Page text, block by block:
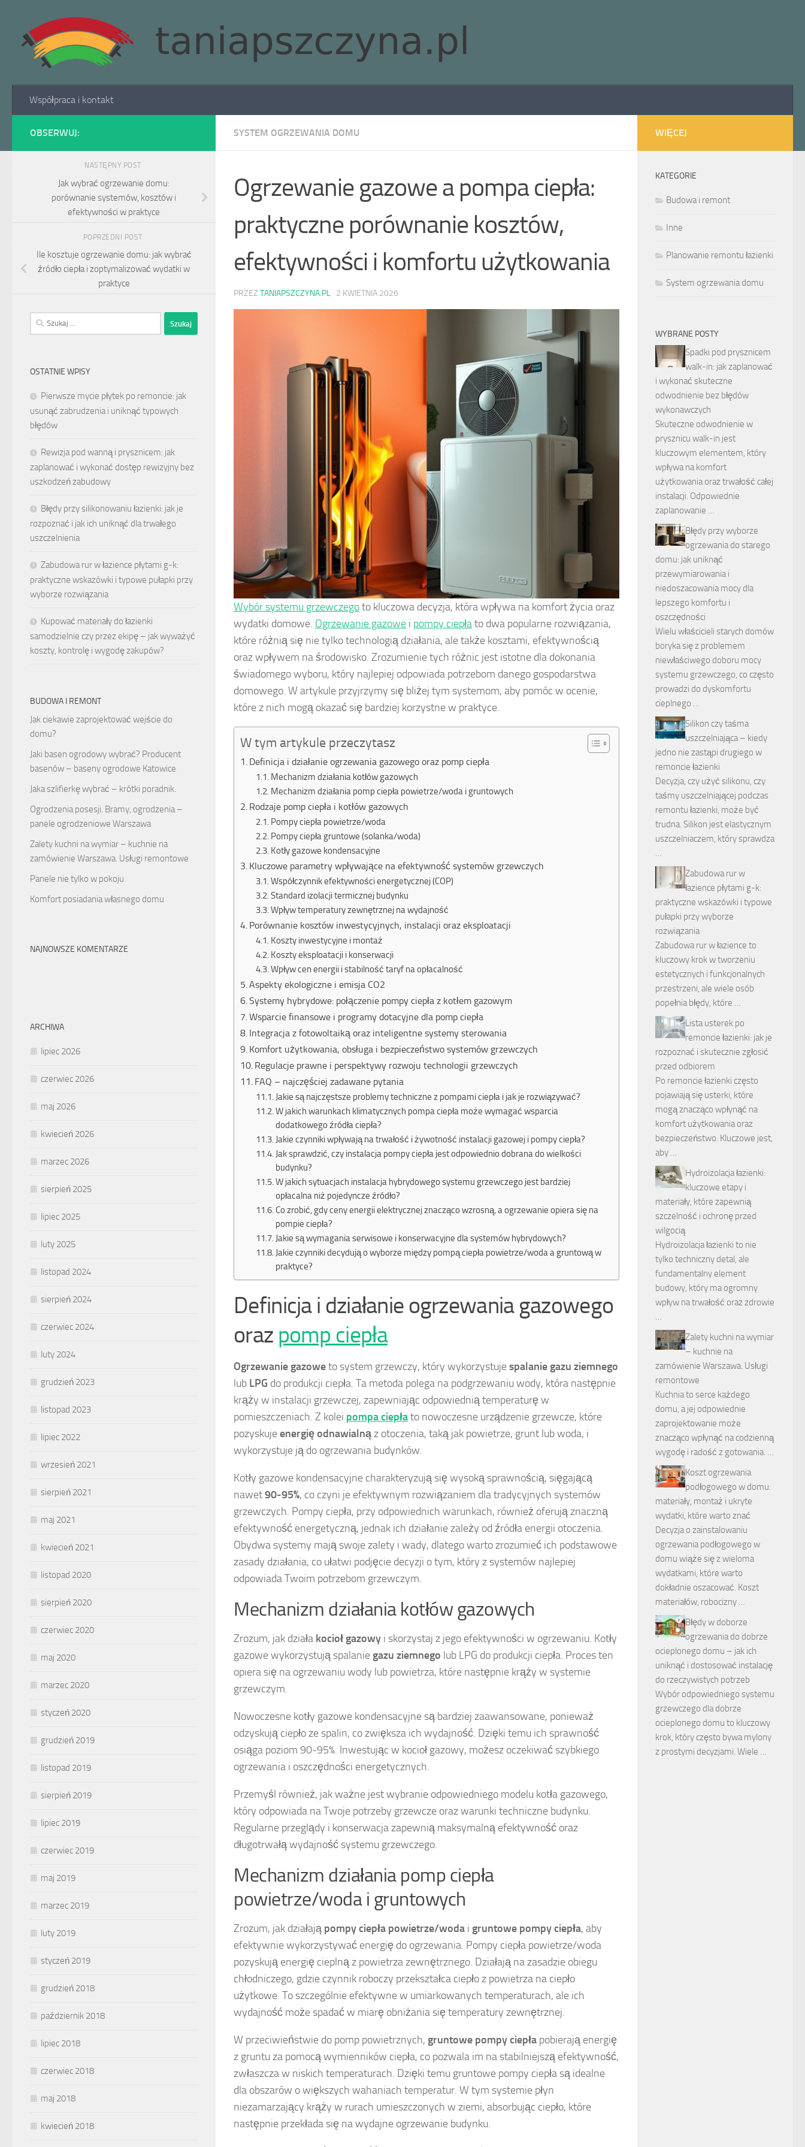
Skip to content
Współpraca i kontakt
SYSTEM OGRZEWANIA DOMU
Ogrzewanie gazowe a pompa ciepła:
praktyczne porównanie kosztów,
efektywności i komfortu użytkowania
PRZEZ TANIAPSZCZYNA.PL · 2 KWIETNIA 2026
Wybór systemu grzewczegoto kluczowa decyzja, która wpływa na komfort życia oraz
wydatki domowe. Ogrzewanie gazowe i pompy ciepłato dwa popularne rozwiązania,
które różnią się nie tylko technologią działania, ale także kosztami, efektywnością
oraz wpływem na środowisko. Zrozumienie tych różnic jest istotne dla dokonania
świadomego wyboru, który najlepiej odpowiada potrzebom danego gospodarstwa
domowego. W artykule przyjrzymy się bliżej tym systemom, aby pomóc w ocenie,
które z nich mogą okazać się bardziej korzystne w praktyce.
W tym artykule przeczytasz
Definicja i działanie ogrzewania gazowego oraz pomp ciepła
Mechanizm działania kotłów gazowych
Mechanizm działania pomp ciepła powietrze/woda i gruntowych
Rodzaje pomp ciepła i kotłów gazowych
Pompy ciepła powietrze/woda
Pompy ciepła gruntowe (solanka/woda)
Kotły gazowe kondensacyjne
Kluczowe parametry wpływające na efektywność systemów grzewczych
Współczynnik efektywności energetycznej (COP)
Standard izolacji termicznej budynku
Wpływ temperatury zewnętrznej na wydajność
Porównanie kosztów inwestycyjnych, instalacji oraz eksploatacji
Koszty inwestycyjne i montaż
Koszty eksploatacji i konserwacji
Wpływ cen energii i stabilność taryf na opłacalność
Aspekty ekologiczne i emisja CO2
Systemy hybrydowe: połączenie pompy ciepła z kotłem gazowym
Wsparcie finansowe i programy dotacyjne dla pomp ciepła
Integracja z fotowoltaiką oraz inteligentne systemy sterowania
Komfort użytkowania, obsługa i bezpieczeństwo systemów grzewczych
Regulacje prawne i perspektywy rozwoju technologii grzewczych
FAQ – najczęściej zadawane pytania
Jakie są najczęstsze problemy techniczne z pompami ciepła i jak je rozwiązywać?
W jakich warunkach klimatycznych pompa ciepła może wymagać wsparcia
dodatkowego źródła ciepła?
Jakie czynniki wpływają na trwałość i żywotność instalacji gazowej i pompy ciepła?
Jak sprawdzić, czy instalacja pompy ciepła jest odpowiednio dobrana do wielkości
budynku?
W jakich sytuacjach instalacja hybrydowego systemu grzewczego jest bardziej
opłacalna niż pojedyncze źródło?
Co zrobić, gdy ceny energii elektrycznej znacząco wzrosną, a ogrzewanie opiera się na
pompie ciepła?
Jakie są wymagania serwisowe i konserwacyjne dla systemów hybrydowych?
Jakie czynniki decydują o wyborze między pompą ciepła powietrze/woda a gruntową w
praktyce?
Definicja i działanie ogrzewania gazowego
oraz pomp ciepła
Ogrzewanie gazoweto system grzewczy, który wykorzystujespalanie gazu ziemnego
lub LPG do produkcji ciepła. Ta metoda polega na podgrzewaniu wody, która następnie
krąży w instalacji grzewczej, zapewniając odpowiednią temperaturę w
pomieszczeniach. Z kolei pompa ciepłato nowoczesne urządzenie grzewcze, które
pozyskujeenergię odnawialnąz otoczenia, taką jak powietrze, grunt lub woda, i
wykorzystuje ją do ogrzewania budynków.
Kotły gazowe kondensacyjne charakteryzują się wysoką sprawnością, sięgającą
nawet90-95%, co czyni je efektywnym rozwiązaniem dla tradycyjnych systemów
grzewczych. Pompy ciepła, przy odpowiednich warunkach, również oferują znaczną
efektywność energetyczną, jednak ich działanie zależy od źródła energii otoczenia.
Obydwa systemy mają swoje zalety i wady, dlatego warto zrozumieć ich podstawowe
zasady działania, co ułatwi podjęcie decyzji o tym, który z systemów najlepiej
odpowiada Twoim potrzebom grzewczym.
Mechanizm działania kotłów gazowych
Zrozum, jak działa kocioł gazowy i skorzystaj z jego efektywności w ogrzewaniu. Kotły
gazowe wykorzystują spalanie gazu ziemnego lub LPG do produkcji ciepła. Proces ten
opiera się na ogrzewaniu wody lub powietrza, które następnie krąży w systemie
grzewczym.
Nowoczesne kotły gazowe kondensacyjne są bardziej zaawansowane, ponieważ
odzyskują ciepło ze spalin, co zwiększa ich wydajność. Dzięki temu ich sprawność
osiąga poziom 90-95%. Inwestując w kocioł gazowy, możesz oczekiwać szybkiego
ogrzewania i oszczędności energetycznych.
Przemyśl również, jak ważne jest wybranie odpowiedniego modelu kotła gazowego,
który odpowiada na Twoje potrzeby grzewcze oraz warunki techniczne budynku.
Regularne przeglądy i konserwacja zapewnią maksymalną efektywność oraz
długotrwałą wydajność systemu grzewczego.
Mechanizm działania pomp ciepła
powietrze/woda i gruntowych
Zrozum, jak działają pompy ciepła powietrze/woda i gruntowe pompy ciepła, aby
efektywnie wykorzystywać energię do ogrzewania. Pompy ciepła powietrze/woda
pozyskują energię cieplną z powietrza zewnętrznego. Działają na zasadzie obiegu
chłodniczego, gdzie czynnik roboczy przekształca ciepło z powietrza na ciepło
użytkowe. To szczególnie efektywne w umiarkowanych temperaturach, ale ich
wydajność może spadać w miarę obniżania się temperatury zewnętrznej.
W przeciwieństwie do pomp powietrznych, gruntowe pompy ciepła pobierają energię
z gruntu za pomocą wymienników ciepła, co pozwala im na stabilniejszą efektywność,
zwłaszcza w niskich temperaturach. Dzięki temu gruntowe pompy ciepła są idealne
dla obszarów o większych wahaniach temperatur. W tym systemie płyn
niezamarzający krąży w rurach umieszczonych w ziemi, absorbując ciepło, które
następnie przekłada się na wydajne ogrzewanie budynku.
OBSERWUJ:
NASTĘPNY POST
Jak wybrać ogrzewanie domu:
porównanie systemów, kosztów i
efektywności w praktyce
POPRZEDNI POST
Ile kosztuje ogrzewanie domu: jak wybrać
źródło ciepła i zoptymalizować wydatki w
praktyce
Szukaj:
OSTATNIE WPISY
Pierwsze mycie płytek po remoncie: jak
usunąć zabrudzenia i uniknąć typowych
błędów
Rewizja pod wanną i prysznicem: jak
zaplanować i wykonać dostęp rewizyjny bez
uszkodzeń zabudowy
Błędy przy silikonowaniu łazienki: jak je
rozpoznać i jak ich uniknąć dla trwałego
uszczelnienia
Zabudowa rur w łazience płytami g-k:
praktyczne wskazówki i typowe pułapki przy
wyborze rozwiązania
Kupować materiały do łazienki
samodzielnie czy przez ekipę – jak wyważyć
koszty, kontrolę i wygodę zakupów?
BUDOWA I REMONT
Jak ciekawie zaprojektować wejście do
domu?
Jaki basen ogrodowy wybrać? Producent
basenów – baseny ogrodowe Katowice
Jaka szlifierkę wybrać – krótki poradnik.
Ogrodzenia posesji. Bramy, ogrodzenia –
panele ogrodzeniowe Warszawa
Zalety kuchni na wymiar – kuchnie na
zamówienie Warszawa. Usługi remontowe
Panele nie tylko w pokoju
Komfort posiadania własnego domu
NAJNOWSZE KOMENTARZE
ARCHIWA
lipiec 2026
czerwiec 2026
maj 2026
kwiecień 2026
marzec 2026
sierpień 2025
lipiec 2025
luty 2025
listopad 2024
sierpień 2024
czerwiec 2024
luty 2024
grudzień 2023
listopad 2023
lipiec 2022
wrzesień 2021
sierpień 2021
maj 2021
kwiecień 2021
listopad 2020
sierpień 2020
czerwiec 2020
maj 2020
marzec 2020
styczeń 2020
grudzień 2019
listopad 2019
sierpień 2019
lipiec 2019
czerwiec 2019
maj 2019
marzec 2019
luty 2019
styczeń 2019
grudzień 2018
październik 2018
lipiec 2018
czerwiec 2018
maj 2018
kwiecień 2018
WIĘCEJ
KATEGORIE
Budowa i remont
Inne
Planowanie remontu łazienki
System ogrzewania domu
WYBRANE POSTY
Spadki pod prysznicem
walk-in: jak zaplanować
i wykonać skuteczne
odwodnienie bez błędów
wykonawczych
Skuteczne odwodnienie w
prysznicu walk-in jest
kluczowym elementem, który
wpływa na komfort
użytkowania oraz trwałość całej
instalacji. Odpowiednie
zaplanowanie …
Błędy przy wyborze
ogrzewania do starego
domu: jak uniknąć
przewymiarowania i
niedoszacowania mocy dla
lepszego komfortu i
oszczędności
Wielu właścicieli starych domów
boryka się z problemem
niewłaściwego doboru mocy
systemu grzewczego, co często
prowadzi do dyskomfortu
cieplnego …
Silikon czy taśma
uszczelniająca – kiedy
jedno nie zastąpi drugiego w
remoncie łazienki
Decyzja, czy użyć silikonu, czy
taśmy uszczelniającej podczas
remontu łazienki, może być
trudna. Silikon jest elastycznym
uszczelniaczem, który sprawdza
…
Zabudowa rur w
łazience płytami g-k:
praktyczne wskazówki i typowe
pułapki przy wyborze
rozwiązania
Zabudowa rur w łazience to
kluczowy krok w tworzeniu
estetycznych i funkcjonalnych
przestrzeni, ale wiele osób
popełnia błędy, które …
Lista usterek po
remoncie łazienki: jak je
rozpoznać i skutecznie zgłosić
przed odbiorem
Po remoncie łazienki często
pojawiają się usterki, które
mogą znacząco wpłynąć na
komfort użytkowania oraz
bezpieczeństwo. Kluczowe jest,
aby …
Hydroizolacja łazienki:
kluczowe etapy i
materiały, które zapewnią
szczelność i ochronę przed
wilgocią
Hydroizolacja łazienki to nie
tylko techniczny detal, ale
fundamentalny element
budowy, który ma ogromny
wpływ na trwałość oraz zdrowie
…
Zalety kuchni na wymiar
– kuchnie na
zamówienie Warszawa. Usługi
remontowe
Kuchnia to serce każdego
domu, a jej odpowiednie
zaprojektowanie może
znacząco wpłynąć na codzienną
wygodę i radość z gotowania. …
Koszt ogrzewania
podłogowego w domu:
materiały, montaż i ukryte
wydatki, które warto znać
Decyzja o zainstalowaniu
ogrzewania podłogowego w
domu wiąże się z wieloma
wydatkami, które warto
dokładnie oszacować. Koszt
materiałów, robocizny …
Błędy w doborze
ogrzewania do dobrze
ocieplonego domu – jak ich
uniknąć i dostosować instalację
do rzeczywistych potrzeb
Wybór odpowiedniego systemu
grzewczego dla dobrze
ocieplonego domu to kluczowy
krok, który często bywa mylony
z prostymi decyzjami. Wiele …